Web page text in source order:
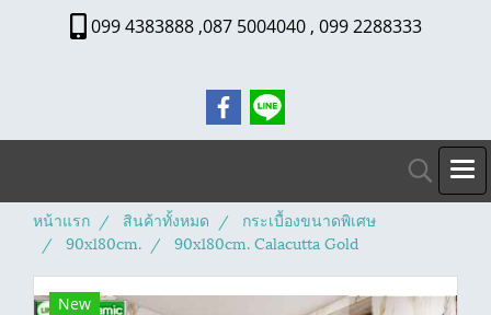
099 4383888 ,087 5004040 , 099 2288333
หน้าแรก สินค้าทั้งหมด
กระเบื้องขนาดพิเศษ
90x180cm.
90x180cm. Calacutta Gold
New